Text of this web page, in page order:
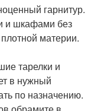
гарнитур.
и шкафами без
материи.
тарелки и
в нужный
по назначению.